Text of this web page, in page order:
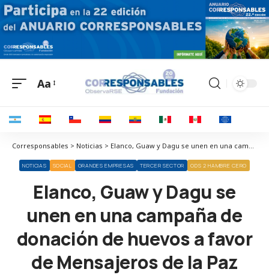
Aa
Corresponsables > Noticias > Elanco, Guaw y Dagu se unen en una campaña de donación de huevos a favor de Mensajeros de la Paz
NOTICIAS SOCIAL GRANDES EMPRESAS TERCER SECTOR ODS 2 HAMBRE CERO
Elanco, Guaw y Dagu se
unen en una campaña de
donación de huevos a favor
de Mensajeros de la Paz